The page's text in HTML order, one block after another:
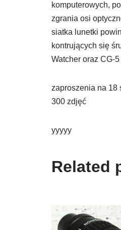
komputerowych,
zgrania osi
siatka lunetki
kontrujących się
Watcher oraz CG-
zaproszenia na 18
300 zdjęć
yyyyy
Related